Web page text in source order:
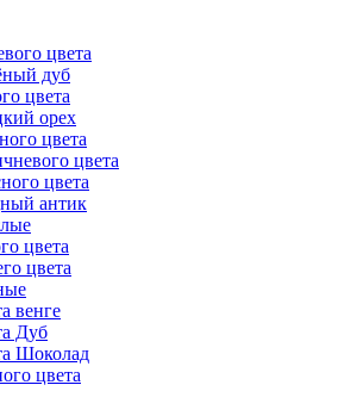
цвета
дуб
цвета
орех
цвета
цвета
цвета
антик
цвета
цвета
венге
Дуб
Шоколад
цвета